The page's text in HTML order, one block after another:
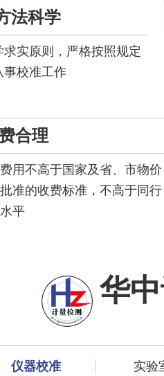
法科学
求实原则，严格按照规定
事校准工作
合理
用不高于国家及省、市物价
准的收费标准，不高于同行
平
华
仪器校准 实验